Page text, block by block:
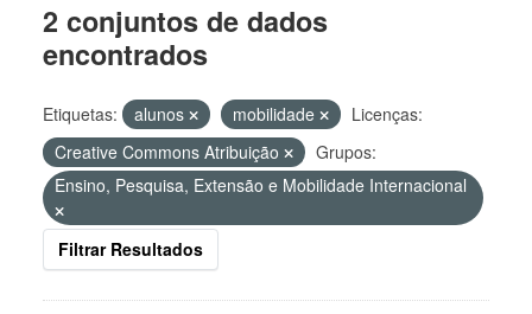
2 conjuntos de dados
encontrados
Etiquetas: alunos mobilidade
Licenças:
Creative Commons Atribuição
Grupos:
Ensino, Pesquisa, Extensão e Mobilidade Internacional
Filtrar Resultados